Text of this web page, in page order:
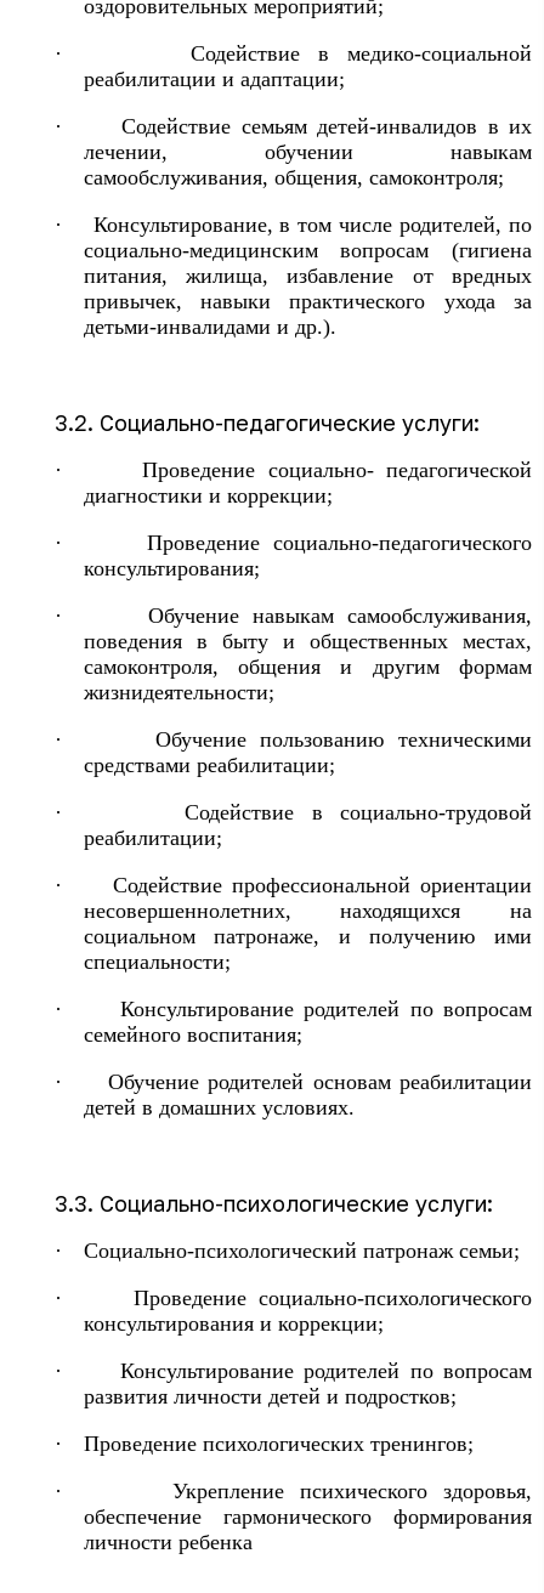
оздоровительных мероприятий;
·
Содействие в медико-социальной
реабилитации и адаптации;
·
Содействие семьям детей-инвалидов в их
лечении, обучении навыкам
самообслуживания, общения, самоконтроля;
·
Консультирование, в том числе родителей, по
социально-медицинским вопросам (гигиена
питания, жилища, избавление от вредных
привычек, навыки практического ухода за
детьми-инвалидами и др.).
3.2. Социально-педагогические услуги:
·
Проведение социально- педагогической
диагностики и коррекции;
·
Проведение социально-педагогического
консультирования;
·
Обучение навыкам самообслуживания,
поведения в быту и общественных местах,
самоконтроля, общения и другим формам
жизнидеятельности;
·
Обучение пользованию техническими
средствами реабилитации;
·
Содействие в социально-трудовой
реабилитации;
·
Содействие профессиональной ориентации
несовершеннолетних, находящихся на
социальном патронаже, и получению ими
специальности;
·
Консультирование родителей по вопросам
семейного воспитания;
·
Обучение родителей основам реабилитации
детей в домашних условиях.
3.3. Социально-психологические услуги:
·
Социально-психологический патронаж семьи;
·
Проведение социально-психологического
консультирования и коррекции;
·
Консультирование родителей по вопросам
развития личности детей и подростков;
·
Проведение психологических тренингов;
·
Укрепление психического здоровья,
обеспечение гармонического формирования
личности ребенка